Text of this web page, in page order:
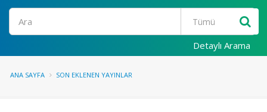
Ara
Detaylı Arama
ANA SAYFA SON EKLENEN YAYINLAR